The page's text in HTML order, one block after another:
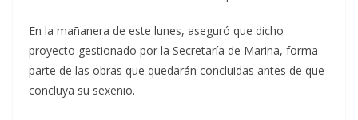
En la mañanera de este lunes, aseguró que dicho
proyecto gestionado por la Secretaría de Marina, forma
parte de las obras que quedarán concluidas antes de que
concluya su sexenio.